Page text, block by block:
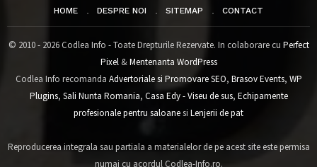
HOME DESPRE NOI SITEMAP CONTACT
© 2010 - 2026 Codlea Info - Toate Drepturile Rezervate. In colaborare cu Perfect
Pixel&Mentenanta WordPress
Codlea Info recomanda Advertoriale si Promovare SEO, Brasov Events, WP
Plugins, Sali Nunta Romania, Casa Edy - Viseu de sus, Echipamente
profesionale pentru saloanesi Lenjerii de pat
Reproducerea integrala sau partiala a materialelor de pe acest site este permisa
numai cu acordul Codlea-Info.ro.